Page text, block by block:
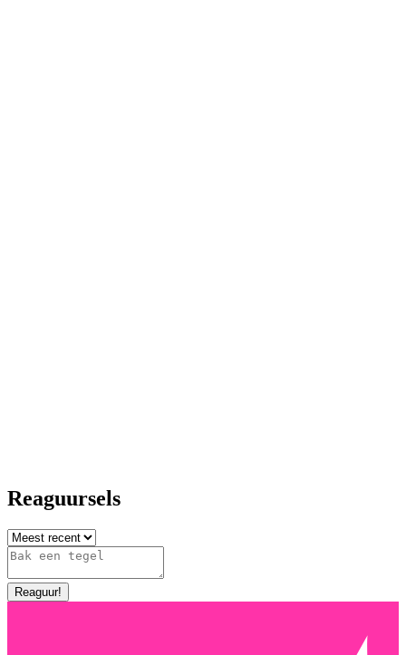
Reaguursels
Reaguur!